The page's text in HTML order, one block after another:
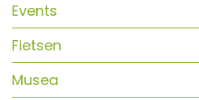
Events
Fietsen
Musea